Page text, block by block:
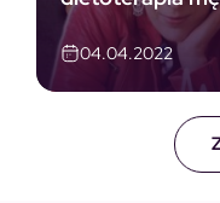
04.04.2022